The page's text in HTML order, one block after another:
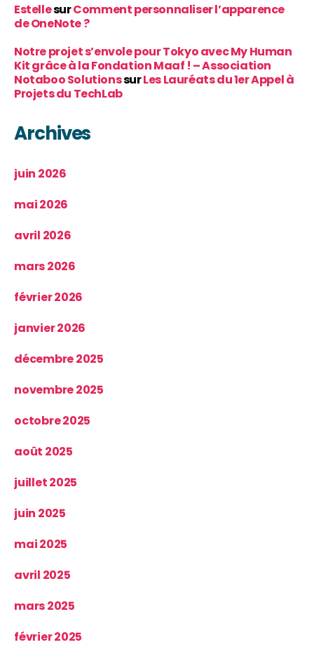
EstellesurComment personnaliser l’apparence
de OneNote ?
Notre projet s’envole pour Tokyo avec My Human
Kit grâce à la Fondation Maaf ! – Association
Notaboo SolutionssurLes Lauréats du 1er Appel à
Projets du TechLab
Archives
juin 2026
mai 2026
avril 2026
mars 2026
février 2026
janvier 2026
décembre 2025
novembre 2025
octobre 2025
août 2025
juillet 2025
juin 2025
mai 2025
avril 2025
mars 2025
février 2025